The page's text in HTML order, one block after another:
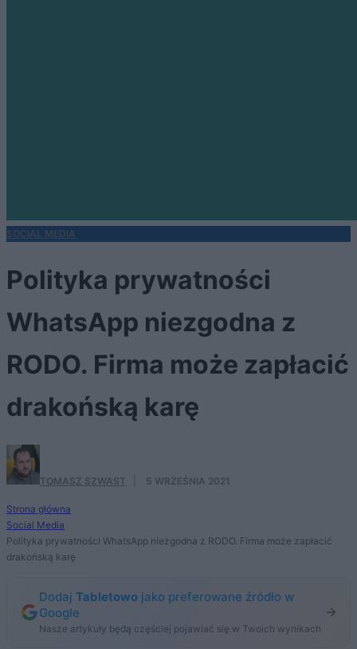
SOCIAL MEDIA
Polityka prywatności
WhatsApp niezgodna z
RODO. Firma może zapłacić
drakońską karę
TOMASZ SZWAST 5 WRZEŚNIA 2021
Strona główna
Social Media
Polityka prywatności WhatsApp niezgodna z RODO. Firma może zapłacić
drakońską karę
Dodaj Tabletowo jako preferowane źródło w
Google
Nasze artykuły będą częściej pojawiać się w Twoich wynikach